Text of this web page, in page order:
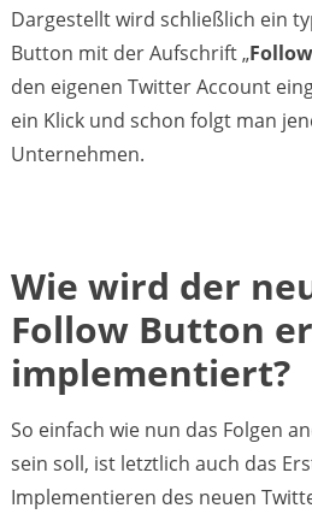
Dargestellt wird schließlich ein
Button mit der Aufschrift „Follow
den eigenen Twitter Account
ein Klick und schon folgt man
Unternehmen.
Wie wird der
Follow Button
implementiert?
So einfach wie nun das Folgen
sein soll, ist letztlich auch das
Implementieren des neuen